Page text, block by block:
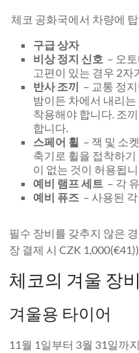
체코 공화국에서 차량에
구급 상자
비상 정지 신호 – 오
고편이 있는 경우 2자
반사 조끼 – 교통 정
밤이든 차에서 내리
착용해야 합니다. 조
합니다.
스페어 휠 – 잭 및 소
축기로 휠을 접착하
이 없는 것이 허용됩
예비 램프 세트 – 각
예비 퓨즈 – 사용된
필수 장비를 갖추지 않은
장 결제 시 CZK
체코의 겨울 장비
겨울용 타이어
11월 1일부터 3월 31일까